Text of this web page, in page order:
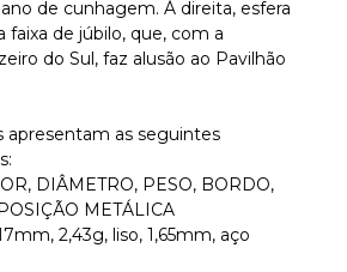
de cunhagem. À direita, esfera
de júbilo, que, com a
do Sul, faz alusão ao Pavilhão
apresentam as seguintes
DIÂMETRO, PESO, BORDO,
METÁLICA
2,43g, liso, 1,65mm, aço